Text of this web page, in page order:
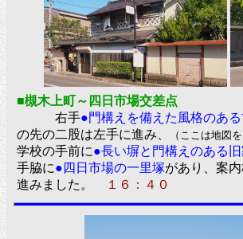
■槻木上町～四日市場交差点
右手●門構えを備えた風格のあ
の先の二股は左手に進み、
（ここは地図
学校の手前に●長い塀と門構えのある
手脇に●四日市場の一里塚があり、案
進みました。
１６：４０